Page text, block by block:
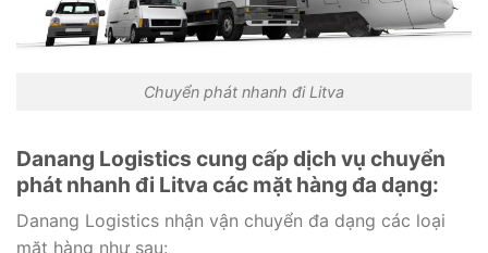
Chuyển phát nhanh đi Litva
Danang Logistics cung cấp dịch vụ chuyển
phát nhanh đi Litva các mặt hàng đa dạng:
Danang Logistics nhận vận chuyển đa dạng các loại
mặt hàng như sau: